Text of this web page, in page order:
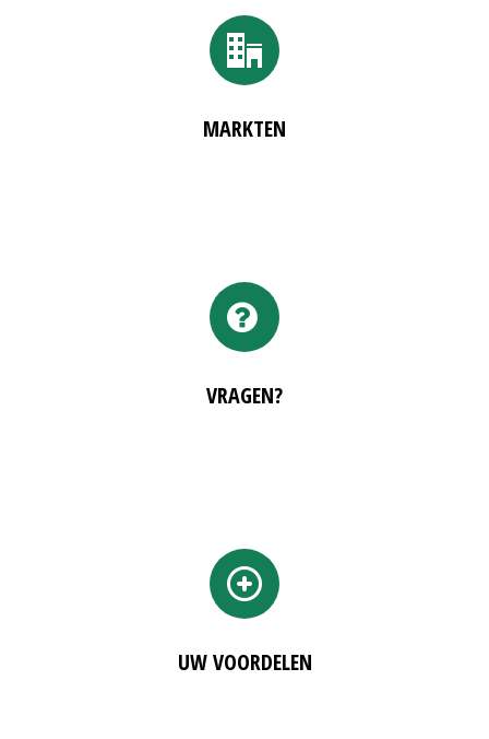
MARKTEN
VRAGEN?
UW VOORDELEN